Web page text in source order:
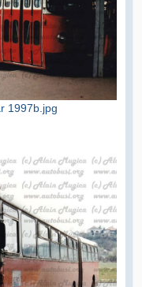
1997b.jpg